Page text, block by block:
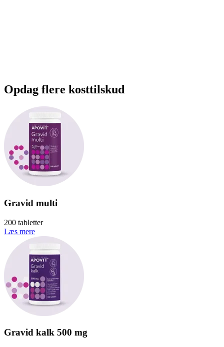
Opdag flere kosttilskud
Gravid multi
200 tabletter
Læs mere
Gravid kalk 500 mg